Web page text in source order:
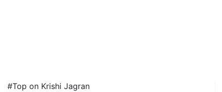
#Top on Krishi Jagran